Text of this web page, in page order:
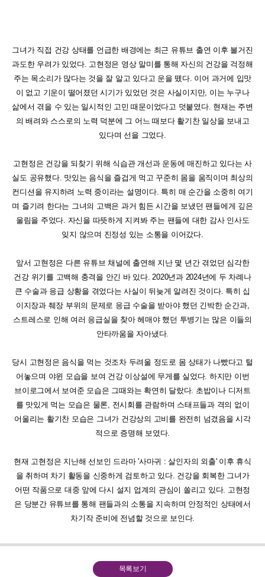
그녀가 직접 건강 상태를 언급한 배경에는 최근 유튜브 출연 이후 불거진
과도한 우려가 있었다. 고현정은 영상 말미를 통해 자신의 건강을 걱정해
주는 목소리가 많다는 것을 잘 알고 있다고 운을 뗐다. 이어 과거에 입맛
이 없고 기운이 떨어졌던 시기가 있었던 것은 사실이지만, 이는 누구나
삶에서 겪을 수 있는 일시적인 고민 때문이었다고 덧붙였다. 현재는 주변
의 배려와 스스로의 노력 덕분에 그 어느 때보다 활기찬 일상을 보내고
있다며 선을 그었다.
고현정은 건강을 되찾기 위해 식습관 개선과 운동에 매진하고 있다는 사
실도 공유했다. 맛있는 음식을 즐겁게 먹고 꾸준히 몸을 움직이며 최상의
컨디션을 유지하려 노력 중이라는 설명이다. 특히 매 순간을 소중히 여기
며 즐기려 한다는 그녀의 고백은 과거 힘든 시간을 보냈던 팬들에게 깊은
울림을 주었다. 자신을 따뜻하게 지켜봐 주는 팬들에 대한 감사 인사도
잊지 않으며 진정성 있는 소통을 이어갔다.
앞서 고현정은 다른 유튜브 채널에 출연해 지난 몇 년간 겪었던 심각한
건강 위기를 고백해 충격을 안긴 바 있다. 2020년과 2024년에 두 차례나
큰 수술과 응급 상황을 겪었다는 사실이 뒤늦게 알려진 것이다. 특히 십
이지장과 췌장 부위의 문제로 응급 수술을 받아야 했던 긴박한 순간과,
스트레스로 인해 여러 응급실을 찾아 헤매야 했던 투병기는 많은 이들의
안타까움을 자아냈다.
당시 고현정은 음식을 먹는 것조차 두려울 정도로 몸 상태가 나빴다고 털
어놓으며 야윈 모습을 보여 건강 이상설에 무게를 실었다. 하지만 이번
브이로그에서 보여준 모습은 그때와는 확연히 달랐다. 초밥이나 디저트
를 맛있게 먹는 모습은 물론, 전시회를 관람하며 스태프들과 격의 없이
어울리는 활기찬 모습은 그녀가 건강상의 고비를 완전히 넘겼음을 시각
적으로 증명해 보였다.
현재 고현정은 지난해 선보인 드라마 '사마귀 : 살인자의 외출' 이후 휴식
을 취하며 차기 활동을 신중하게 검토하고 있다. 건강을 회복한 그녀가
어떤 작품으로 대중 앞에 다시 설지 업계의 관심이 쏠리고 있다. 고현정
은 당분간 유튜브를 통해 팬들과의 소통을 지속하며 안정적인 상태에서
차기작 준비에 전념할 것으로 보인다.
목록보기